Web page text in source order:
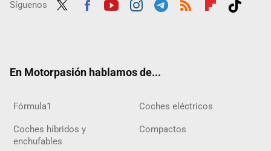
Síguenos
En Motorpasión hablamos de...
Fórmula1 Coches eléctricos
Coches híbridos y
enchufables
Compactos